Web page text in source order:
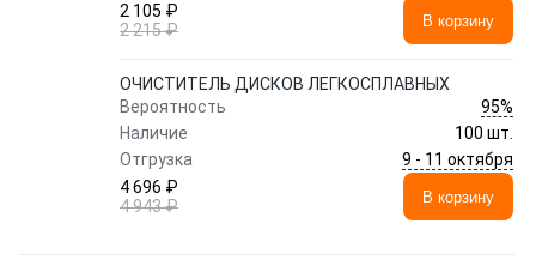
2 105 ₽
2 215 ₽
В корзину
ОЧИСТИТЕЛЬ ДИСКОВ ЛЕГКОСПЛАВНЫХ
Вероятность
95%
Наличие
100 шт.
Отгрузка
9 - 11 октября
4 696 ₽
4 943 ₽
В корзину